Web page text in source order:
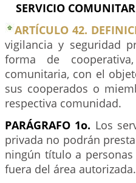
SERVICIO
ARTÍCULO 42.
vigilancia y seguridad
forma de
comunitaria, con el
sus cooperados o
respectiva comunidad.
PARÁGRAFO 1o. Los
privada no podrán
ningún título a
fuera del área autorizada.